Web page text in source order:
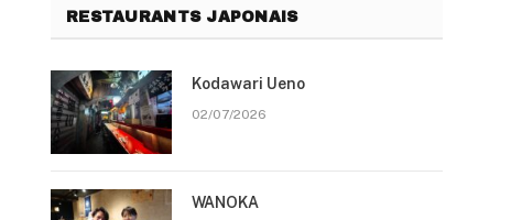
RESTAURANTS JAPONAIS
Kodawari Ueno
02/07/2026
WANOKA